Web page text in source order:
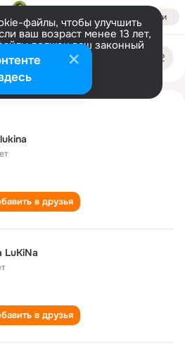
Войти
файлы, чтобы улучшить
ваш возраст менее 13 лет,
должен ваш законный
информации
Настроить
в друзья
LuKiNa
в друзья